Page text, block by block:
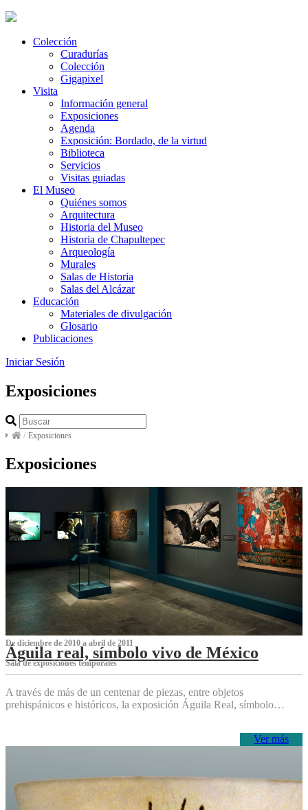
Colección
Curadurías
Colección
Gigapixel
Visita
Información general
Exposiciones
Agenda
Exposición: Bordado, de la virtud
Biblioteca
Servicios
Visitas guiadas
El Museo
Quiénes somos
Arquitectura
Historia del Museo
Historia de Chapultepec
Arqueología
Murales
Salas de Historia
Salas del Alcázar
Educación
Materiales de divulgación
Glosario
Publicaciones
Iniciar Sesión
Exposiciones
/ Exposiciones
Exposiciones
De diciembre de 2010 a abril de 2011
Águila real, símbolo vivo de México
Sala de exposiciones temporales
A través de más de un centenar de piezas, entre objetos
prehispánicos e históricos, la exposición Águila Real, símbolo…
Ver más